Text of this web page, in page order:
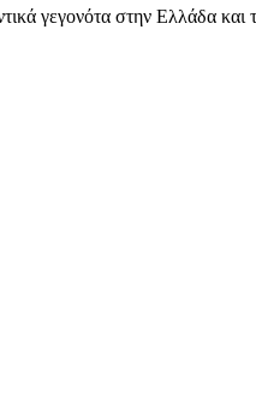
γεγονότα στην Ελλάδα και